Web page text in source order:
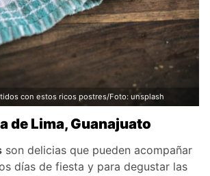
con estos ricos postres/Foto: unsplash
de Lima, Guanajuato
son delicias que pueden acompañar
días de fiesta y para degustar las